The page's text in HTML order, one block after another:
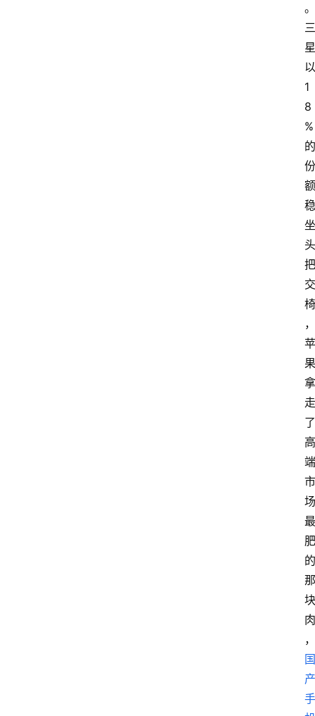
。
三
星
以
1
8
%
的
份
额
稳
坐
头
把
交
椅
，
苹
果
拿
走
了
高
端
市
场
最
肥
的
那
块
肉
，
国
产
手